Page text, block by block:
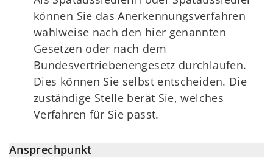
können Sie das Anerkennungsverfahren
wahlweise nach den hier genannten
Gesetzen oder nach dem
Bundesvertriebenengesetz durchlaufen.
Dies können Sie selbst entscheiden. Die
zuständige Stelle berät Sie, welches
Verfahren für Sie passt.
Ansprechpunkt